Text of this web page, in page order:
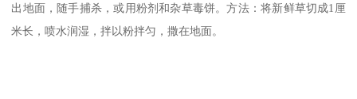
出地面，随手捕杀，或用粉剂和杂草毒饼。方法：将新鲜草切成1厘
米长，喷水润湿，拌以粉拌匀，撒在地面。